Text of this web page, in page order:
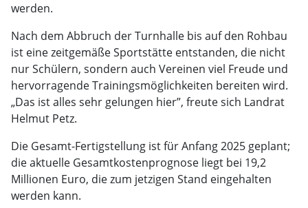
werden.
Nach dem Abbruch der Turnhalle bis auf den Rohbau
ist eine zeitgemäße Sportstätte entstanden, die nicht
nur Schülern, sondern auch Vereinen viel Freude und
hervorragende Trainingsmöglichkeiten bereiten wird.
„Das ist alles sehr gelungen hier”, freute sich Landrat
Helmut Petz.
Die Gesamt-Fertigstellung ist für Anfang 2025 geplant;
die aktuelle Gesamtkostenprognose liegt bei 19,2
Millionen Euro, die zum jetzigen Stand eingehalten
werden kann.